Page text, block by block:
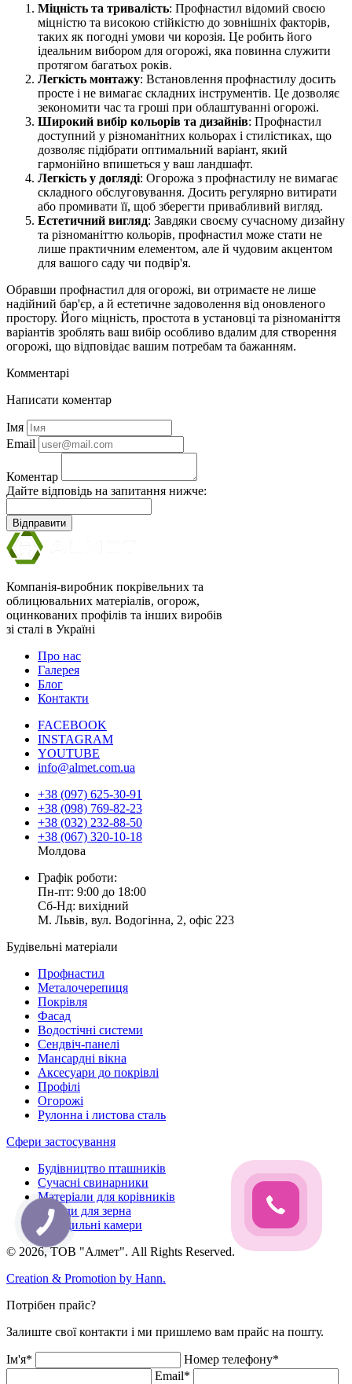
Міцність та тривалість: Профнастил відомий своєю
міцністю та високою стійкістю до зовнішніх факторів,
таких як погодні умови чи корозія. Це робить його
ідеальним вибором для огорожі, яка повинна служити
протягом багатьох років.
Легкість монтажу: Встановлення профнастилу досить
просте і не вимагає складних інструментів. Це дозволяє
зекономити час та гроші при облаштуванні огорожі.
Широкий вибір кольорів та дизайнів: Профнастил
доступний у різноманітних кольорах і стилістиках, що
дозволяє підібрати оптимальний варіант, який
гармонійно впишеться у ваш ландшафт.
Легкість у догляді: Огорожа з профнастилу не вимагає
складного обслуговування. Досить регулярно витирати
або промивати її, щоб зберегти привабливий вигляд.
Естетичний вигляд: Завдяки своєму сучасному дизайну
та різноманіттю кольорів, профнастил може стати не
лише практичним елементом, але й чудовим акцентом
для вашого саду чи подвір'я.
Обравши профнастил для огорожі, ви отримаєте не лише
надійний бар'єр, а й естетичне задоволення від оновленого
простору. Його міцність, простота в установці та різноманіття
варіантів зроблять ваш вибір особливо вдалим для створення
огорожі, що відповідає вашим потребам та бажанням.
Комментарі
Написати коментар
Імя
Email
Коментар
Дайте відповідь на запитання нижче:
Відправити
Компанія-виробник покрівельних та
облицювальних матеріалів, огорож,
оцинкованих профілів та інших виробів
зі сталі в Україні
Про нас
Галерея
Блог
Контакти
FACEBOOK
INSTAGRAM
YOUTUBE
info@almet.com.ua
+38 (097) 625-30-91
+38 (098) 769-82-23
+38 (032) 232-88-50
+38 (067) 320-10-18
Молдова
Графік роботи:
Пн-пт: 9:00 до 18:00
Сб-Нд: вихідний
М. Львів, вул. Водогінна, 2, офіс 223
Будівельні матеріали
Профнастил
Металочерепиця
Покрівля
Фасад
Водостічні системи
Сендвіч-панелі
Мансардні вікна
Аксесуари до покрівлі
Профілі
Огорожі
Рулонна і листова сталь
Сфери застосування
Будівництво пташників
Сучасні свинарники
Матеріали для корівників
Склади для зерна
Холодильні камери
© 2026, ТОВ "Алмет". All Rights Reserved.
Creation & Promotion by Hann.
Потрібен прайс?
Залиште свої контакти і ми пришлемо вам прайс на пошту.
Ім'я*
Номер телефону*
Email*